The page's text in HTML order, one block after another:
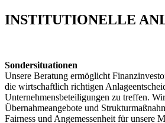
INSTITUTIONELLE
Sondersituationen
Unsere Beratung ermöglicht
die wirtschaftlich richtigen
Unternehmensbeteiligungen zu treffen.
Übernahmeangebote und
Fairness und Angemessenheit für unsere